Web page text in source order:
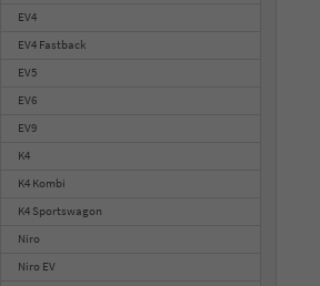
EV4
EV4 Fastback
EV5
EV6
EV9
K4
K4 Kombi
K4 Sportswagon
Niro
Niro EV